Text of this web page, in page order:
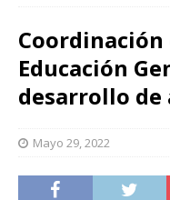
Coordinación
Educación
desarrollo
Mayo 29, 2022